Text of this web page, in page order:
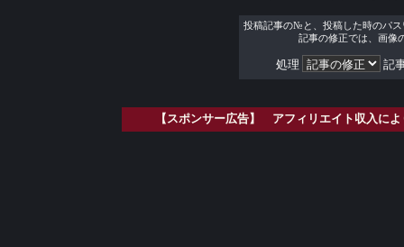
投稿記事の№と、投稿した時のパ
記事の修正では、画像
処理 記
【スポンサー広告】 アフィリエイト収入に